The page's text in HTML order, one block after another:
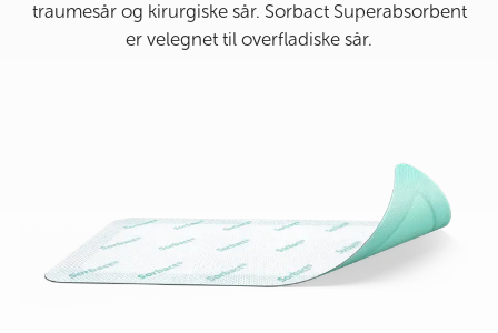
traumesår og kirurgiske sår. Sorbact Superabsorbent
er velegnet til overfladiske sår.